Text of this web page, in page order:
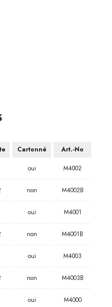
Cartonné Art.-No
oui M4002
non M4002B
oui M4001
non M4001B
oui M4003
non M4003B
oui M4000